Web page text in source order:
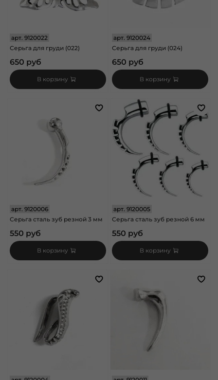
арт. 9120022
Серьга для груди (022)
650 руб
В корзину
арт.9120024
Серьга для груди (024)
650 руб
В корзину
арт. 9120006
Серьга сталь зуб резной 3 мм
550 руб
В корзину
арт.9120005
Серьга сталь зуб резной 6 мм
550 руб
В корзину